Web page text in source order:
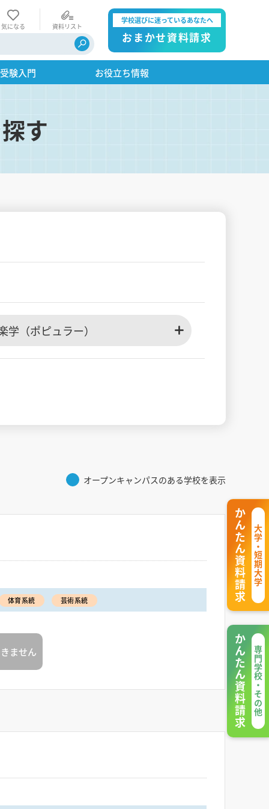
気になる 資料リスト
学校選びに迷っているあなたへ
おまかせ資料請求
験入門 お役立ち情報
す
学（ポピュラー）
オープンキャンパスのある学校を表示
体育系統 芸術系統
ません
大学・短期大学
かんたん資料請求
専門学校・その他
かんたん資料請求